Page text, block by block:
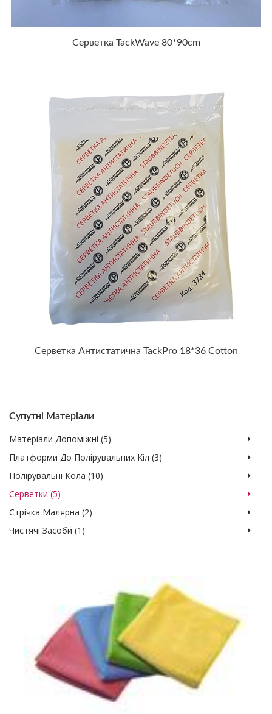
Супутні Матеріали
Матеріали Допоміжні (5)
Платформи До Полірувальних Кіл (3)
Полірувальні Кола (10)
Серветки (5)
Стрічка Малярна (2)
Чистячі Засоби (1)
Серветка TackWave 80*90cm
Серветка Антистатична TackPro 18*36 Cotton